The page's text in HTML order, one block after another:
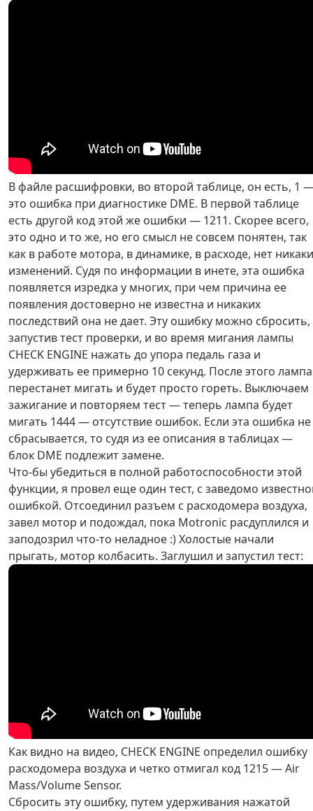
В файле расшифровки, во второй таблице, он есть, 1
это ошибка при диагностике DME. В первой таблице
есть другой код этой же ошибки — 1211. Скорее всего,
это одно и то же, но его смысл не совсем понятен, так
как в работе мотора, в динамике, в расходе, нет
изменений. Судя по информации в инете, эта ошибка
появляется изредка у многих, при чем причина ее
появления достоверно не известна и никаких
последствий она не дает. Эту ошибку можно сбросить,
запустив тест проверки, и во время мигания лампы
CHECK ENGINE нажать до упора педаль газа и
удерживать ее примерно 10 секунд. После этого лампа
перестанет мигать и будет просто гореть. Выключаем
зажигание и повторяем тест — теперь лампа будет
мигать 1444 — отсутствие ошибок. Если эта ошибка не
сбрасывается, то судя из ее описания в таблицах —
блок DME подлежит замене.
Что-бы убедиться в полной работоспособности этой
функции, я провел еще один тест, с заведомо
ошибкой. Отсоединил разъем с расходомера воздуха,
завел мотор и подождал, пока Motronic расдуплился и
заподозрил что-то неладное :) Холостые начали
прыгать, мотор колбасить. Заглушил и запустил тест:
Как видно на видео, CHECK ENGINE определил ошибку
расходомера воздуха и четко отмигал код 1215 — Air
Mass/Volume Sensor.
Сбросить эту ошибку, путем удерживания нажатой